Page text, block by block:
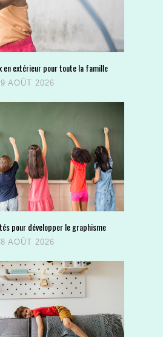
en extérieur pour toute la famille
9 AOÛT 2026
pour développer le graphisme
8 AOÛT 2026